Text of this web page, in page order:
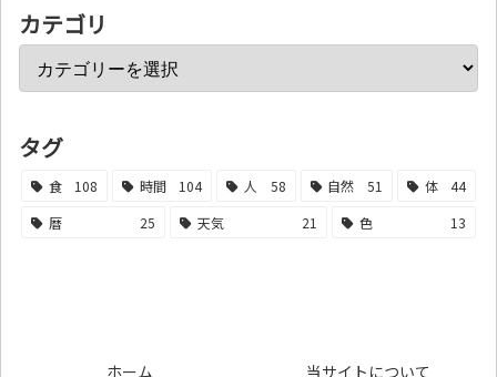
カテゴリ
タグ
食 108 時間 104 人 58 自然 51 体
44
暦
25 天気 21 色 13
ホーム 当サイトについて